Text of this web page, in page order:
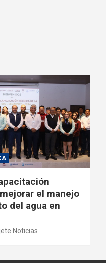
el manejo
del agua en
Noticias